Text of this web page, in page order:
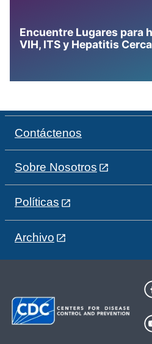
Encuentre Lugares para
VIH, ITS y Hepatitis
Contáctenos
Sobre Nosotros
Políticas
Archivo